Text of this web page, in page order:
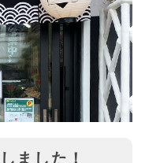
ました！